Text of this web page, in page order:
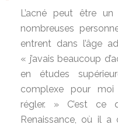
L’acné peut être
nombreuses
entrent dans l’âge
« j’avais beaucoup
en études
complexe pour
régler. » C’est ce
Renaissance, où il